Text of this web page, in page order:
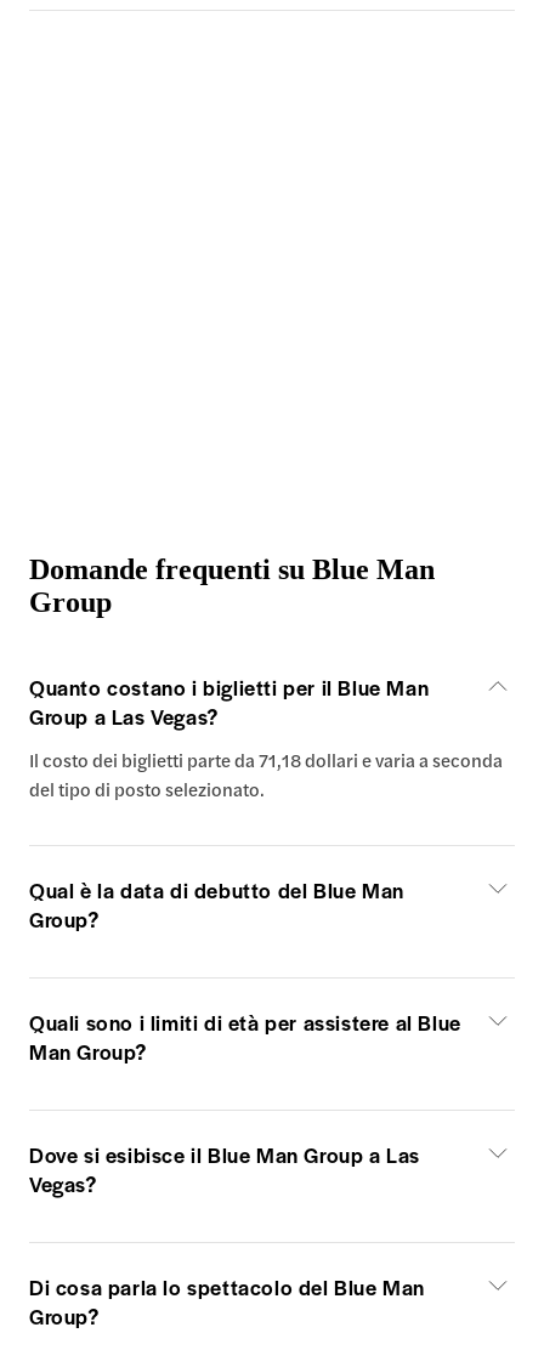
Domande frequenti su Blue Man
Group
Quanto costano i biglietti per il Blue Man
Group a Las Vegas?
Il costo dei biglietti parte da 71,18 dollari e varia a seconda
del tipo di posto selezionato.
Qual è la data di debutto del Blue Man
Group?
Quali sono i limiti di età per assistere al Blue
Man Group?
Dove si esibisce il Blue Man Group a Las
Vegas?
Di cosa parla lo spettacolo del Blue Man
Group?